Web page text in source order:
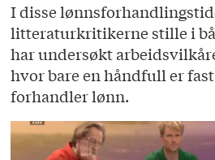
I disse
litteraturkritikerne stille i
har undersøkt
hvor bare en håndfull er
forhandler lønn.